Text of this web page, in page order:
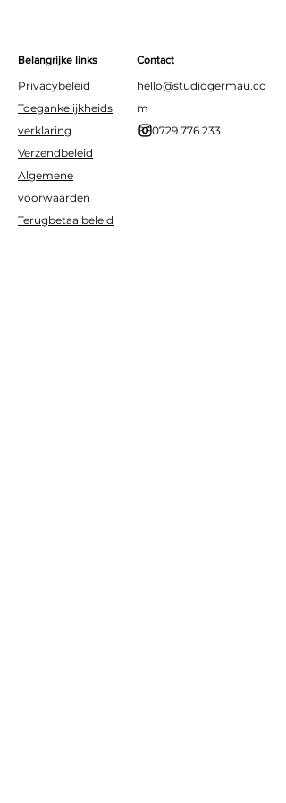
Belangrijke links
Privacybeleid
Toegankelijkheids
verklaring
Verzendbeleid
Algemene
voorwaarden
Terugbetaalbeleid
Contact
hello@studiogermau.co
m
BE0729.776.233